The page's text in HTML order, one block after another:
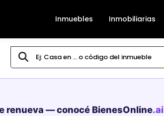
Inmuebles Inmobiliarias
renueva — conocé BienesOnline.ai